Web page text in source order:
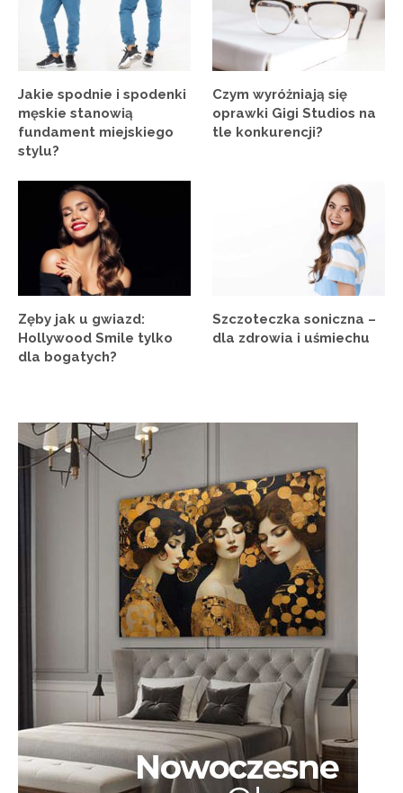
Jakie spodnie i spodenki
męskie stanowią
fundament miejskiego
stylu?
Czym wyróżniają się
oprawki Gigi Studios na
tle konkurencji?
Zęby jak u gwiazd:
Hollywood Smile tylko
dla bogatych?
Szczoteczka soniczna –
dla zdrowia i uśmiechu